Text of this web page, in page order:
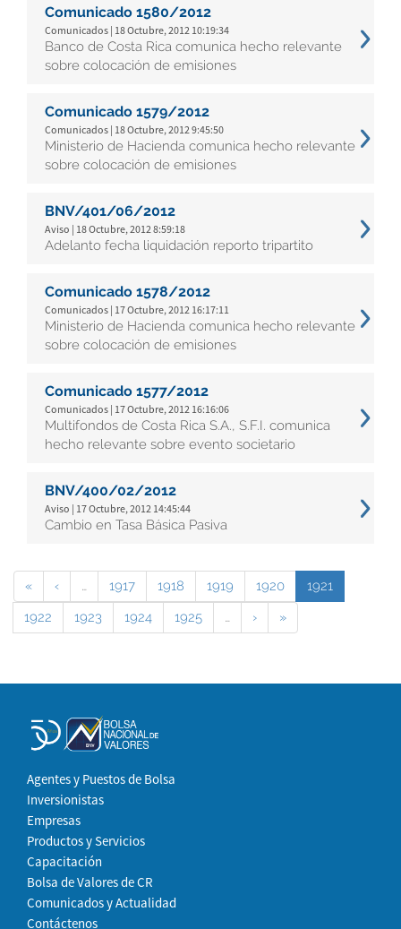
Comunicado 1580/2012
Comunicados | 18 Octubre, 2012 10:19:34
Banco de Costa Rica comunica hecho relevante
sobre colocación de emisiones
Comunicado 1579/2012
Comunicados | 18 Octubre, 2012 9:45:50
Ministerio de Hacienda comunica hecho relevante
sobre colocación de emisiones
BNV/401/06/2012
Aviso | 18 Octubre, 2012 8:59:18
Adelanto fecha liquidación reporto tripartito
Comunicado 1578/2012
Comunicados | 17 Octubre, 2012 16:17:11
Ministerio de Hacienda comunica hecho relevante
sobre colocación de emisiones
Comunicado 1577/2012
Comunicados | 17 Octubre, 2012 16:16:06
Multifondos de Costa Rica S.A., S.F.I. comunica
hecho relevante sobre evento societario
BNV/400/02/2012
Aviso | 17 Octubre, 2012 14:45:44
Cambio en Tasa Básica Pasiva
« ‹ … 1917 1918 1919 1920
1921
1922
1923 1924 1925 … › »
Agentes y Puestos de Bolsa
Inversionistas
Empresas
Productos y Servicios
Capacitación
Bolsa de Valores de CR
Comunicados y Actualidad
Contáctenos